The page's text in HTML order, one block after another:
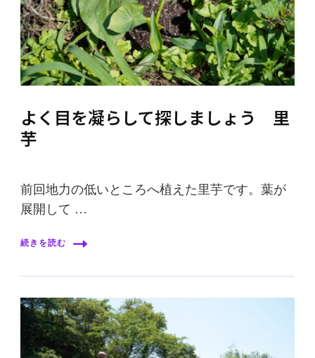
よく目を凝らして探しましょう 里
芋
前回地力の低いところへ植えた里芋です。葉が
展開して …
続きを読む